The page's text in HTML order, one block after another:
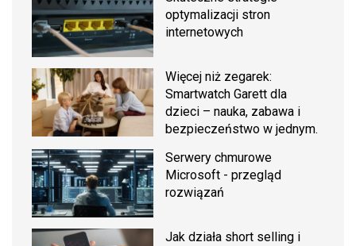
optymalizacji stron
internetowych
Więcej niż zegarek:
Smartwatch Garett dla
dzieci – nauka, zabawa i
bezpieczeństwo w jednym.
Serwery chmurowe
Microsoft - przegląd
rozwiązań
Jak działa short selling i